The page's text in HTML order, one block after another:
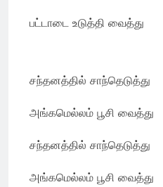
பட்டாடை உடுத்தி வைத்து
சந்தனத்தில் சாந்தெடுத்து
அங்கமெல்லம் பூசி வைத்து
சந்தனத்தில் சாந்தெடுத்து
அங்கமெல்லம் பூசி வைத்து